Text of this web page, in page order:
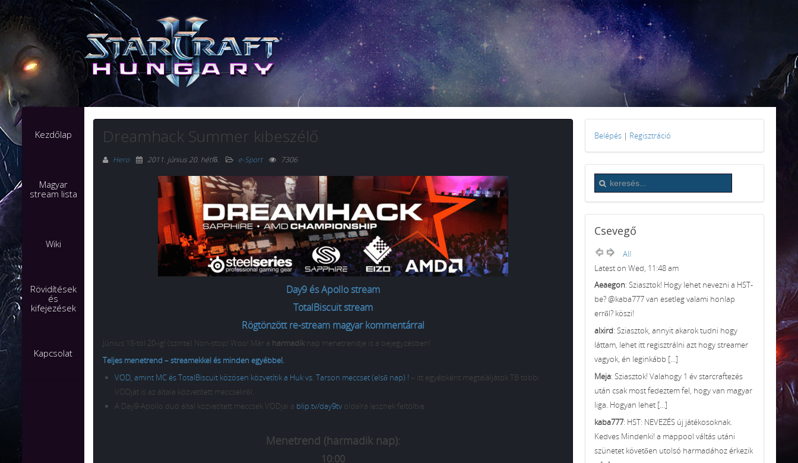
Kezdőlap
Magyar
stream lista
Wiki
Rövidítések
és
kifejezések
Kapcsolat
Dreamhack Summer kibeszélő
Hero 2011. június 20. hétfő. e-Sport 7306
Day9 és Apollo stream
TotalBiscuit stream
Rögtönzött re-stream magyar kommentárral
Június 18-tól 20-ig! (szinte) Non-stop! Woo! Már a harmadiknap menetrendje is a bejegyzésben!
Teljes menetrend – streamekkel és minden egyébbel.
VOD, amint MC és TotalBiscuit közösen közvetítik a Huk vs. Tarson meccset (első nap) ! – itt egyébként megtaláljátok TB többi
VODját is az általa közvetített meccsekről.
A Day9-Apollo duó által közvetített meccsek VODjai a blip.tv/day9tv oldalra lesznek feltöltve.
Menetrend (harmadik nap):
10:00
Belépés | Regisztráció
Csevegő
All
Latest on Wed, 11:48 am
Aeaegon: Sziasztok! Hogy lehet nevezni a HST-
be? @kaba777 van esetleg valami honlap
erről? köszi!
alxird: Sziasztok, annyit akarok tudni hogy
láttam, lehet itt regisztrálni azt hogy streamer
vagyok, én leginkább [...]
Meja: Sziasztok! Valahogy 1 év starcraftezés
után csak most fedeztem fel, hogy van magyar
liga. Hogyan lehet [...]
kaba777: HST: NEVEZÉS új játékosoknak.
Kedves Mindenki! a mappool váltás utáni
szünetet követően utolsó harmadához érkezik